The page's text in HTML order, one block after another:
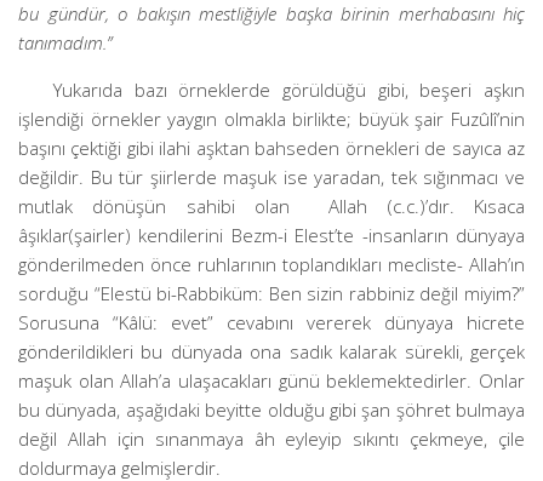
bu gündür, o bakışın mestliğiyle başka birinin merhabasını hiç
tanımadım.”
Yukarıda bazı örneklerde görüldüğü gibi, beşeri aşkın
işlendiği örnekler yaygın olmakla birlikte; büyük şair Fuzûlî’nin
başını çektiği gibi ilahi aşktan bahseden örnekleri de sayıca az
değildir. Bu tür şiirlerde maşuk ise yaradan, tek sığınmacı ve
mutlak dönüşün sahibi olan Allah (c.c.)’dır. Kısaca
âşıklar(şairler) kendilerini Bezm-i Elest’te -insanların dünyaya
gönderilmeden önce ruhlarının toplandıkları mecliste- Allah’ın
sorduğu “Elestü bi-Rabbiküm: Ben sizin rabbiniz değil miyim?”
Sorusuna “Kâlü: evet” cevabını vererek dünyaya hicrete
gönderildikleri bu dünyada ona sadık kalarak sürekli, gerçek
maşuk olan Allah’a ulaşacakları günü beklemektedirler. Onlar
bu dünyada, aşağıdaki beyitte olduğu gibi şan şöhret bulmaya
değil Allah için sınanmaya âh eyleyip sıkıntı çekmeye, çile
doldurmaya gelmişlerdir.